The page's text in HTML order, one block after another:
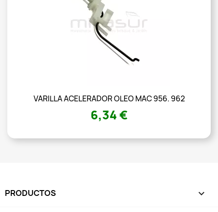
VARILLA ACELERADOR OLEO MAC 956. 962
6,34 €
PRODUCTOS 